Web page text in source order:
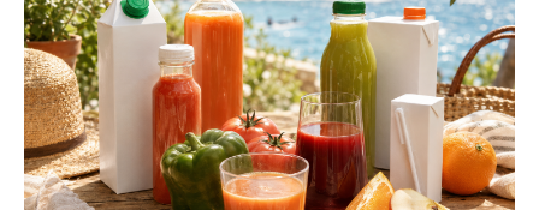
para
desfrutar
em
qualquer
momento
e
lugar